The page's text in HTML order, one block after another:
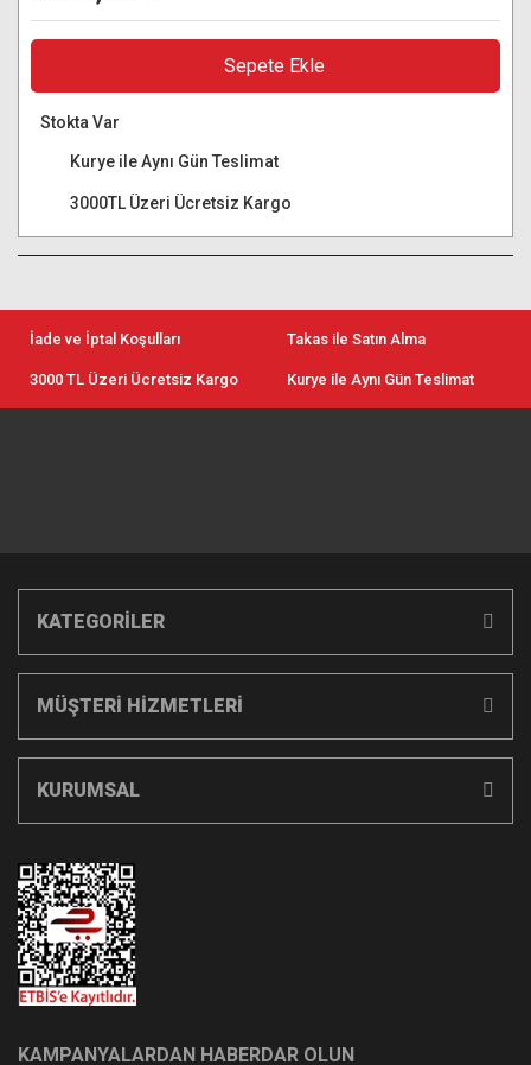
Sepete Ekle
Stokta Var
Kurye ile Aynı Gün Teslimat
3000TL Üzeri Ücretsiz Kargo
İade ve İptal Koşulları Takas ile Satın Alma
3000 TL Üzeri Ücretsiz Kargo Kurye ile Aynı Gün Teslimat
KATEGORİLER
MÜŞTERİ HİZMETLERİ
KURUMSAL
KAMPANYALARDAN HABERDAR OLUN